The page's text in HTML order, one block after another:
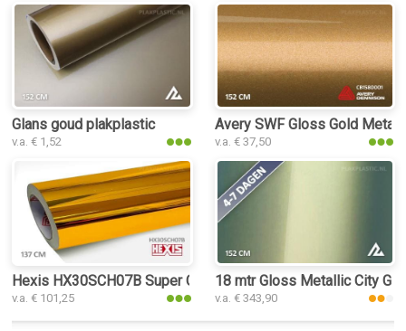
Glans goud plakplastic
v.a. € 1,52
Avery SWF Gloss Gold
v.a. € 37,50
Hexis HX30SCH07B Super Chrome Gold Gloss plakplastic
v.a. € 101,25
18 mtr Gloss Metallic City
v.a. € 343,90